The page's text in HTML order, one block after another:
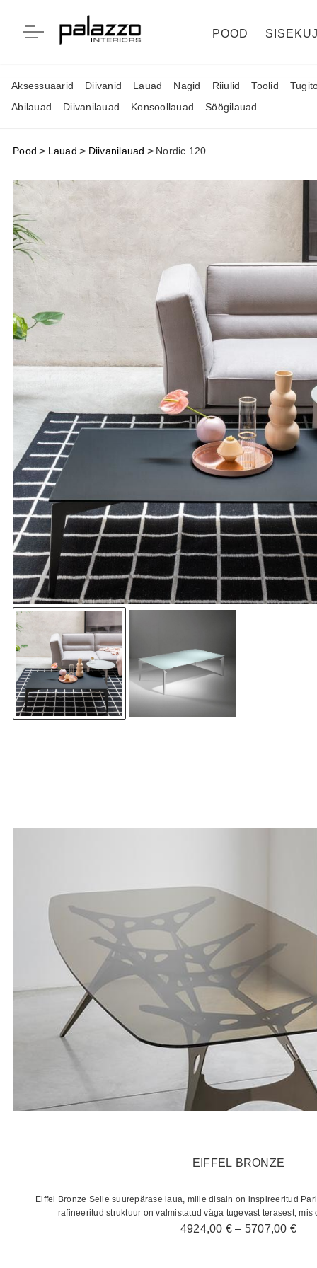
POOD
Aksessuaarid Diivanid Lauad Nagid Riiulid Toolid
Abilauad
Diivanilauad Konsoollauad Söögilauad
Pood > Lauad > Diivanilauad > Nordic 120
EIFFEL BRONZE
Eiffel Bronze Selle suurepärase laua, mille disain on inspireeritud
rafineeritud struktuur on valmistatud väga tugevast terasest,
4924,00 € – 5707,00 €